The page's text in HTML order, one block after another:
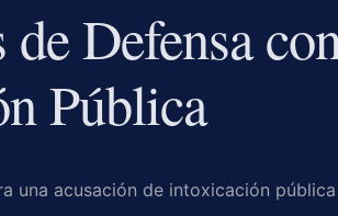
de Defensa
Pública
una acusación de intoxicación